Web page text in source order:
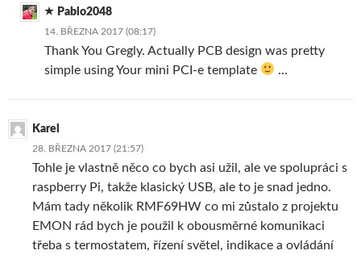
Pablo2048
14. BŘEZNA 2017 (08:17)
Thank You Gregly. Actually PCB design was pretty
simple using Your mini PCI-e template
…
Karel
28. BŘEZNA 2017 (21:57)
Tohle je vlastně něco co bych asi užil, ale ve spolupráci s
raspberry Pi, takže klasický USB, ale to je snad jedno.
Mám tady několik RMF69HW co mi zůstalo z projektu
EMON rád bych je použil k obousměrné komunikaci
třeba s termostatem, řízení světel, indikace a ovládání